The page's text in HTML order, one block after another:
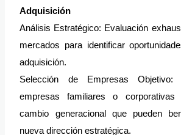
Adquisición
Análisis Estratégico: Evaluación
mercados para identificar
adquisición.
Selección de Empresas Objetivo:
empresas familiares o
cambio generacional que pueden
nueva dirección estratégica.